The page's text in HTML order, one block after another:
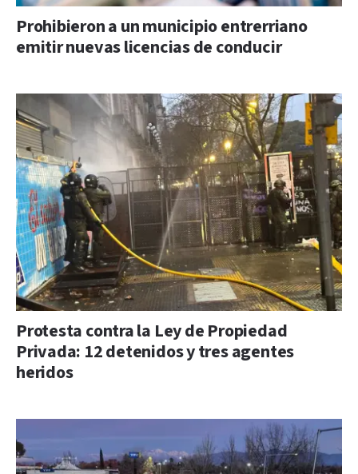
Prohibieron a un municipio entrerriano
emitir nuevas licencias de conducir
Protesta contra la Ley de Propiedad
Privada: 12 detenidos y tres agentes
heridos